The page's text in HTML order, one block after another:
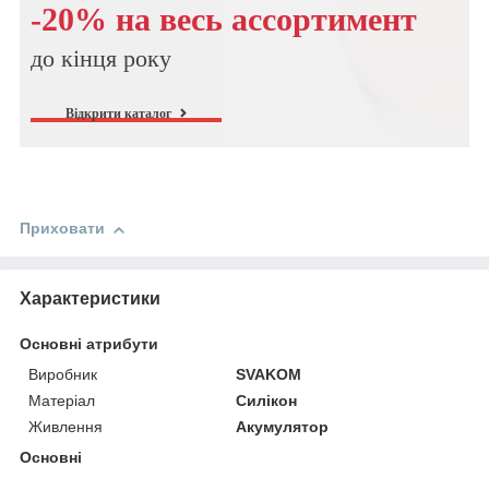
-20% на весь ассортимент
до кінця року
Відкрити каталог
Приховати
Характеристики
Основні атрибути
Виробник
SVAKOM
Матеріал
Силікон
Живлення
Акумулятор
Основні